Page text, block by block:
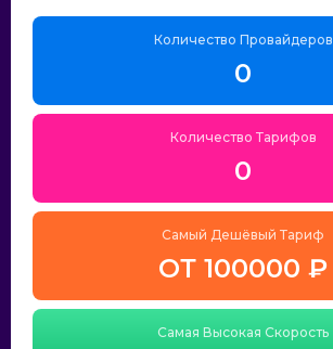
Количество Провайдеров
0
Количество Тарифов
0
Самый Дешёвый Тариф
ОТ 100000 ₽
Самая Высокая Скорость